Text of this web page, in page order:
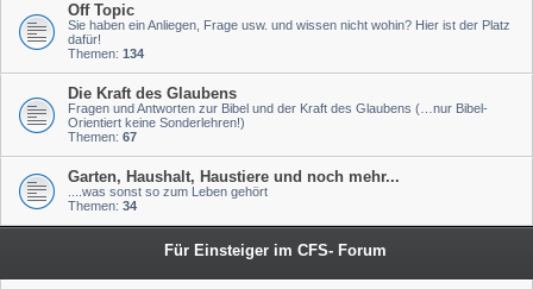
Off Topic
Sie haben ein Anliegen, Frage usw. und wissen nicht wohin? Hier ist der Platz
dafür!
Themen: 134
Die Kraft des Glaubens
Fragen und Antworten zur Bibel und der Kraft des Glaubens (…nur Bibel-
Orientiert keine Sonderlehren!)
Themen: 67
Garten, Haushalt, Haustiere und noch mehr...
....was sonst so zum Leben gehört
Themen: 34
Für Einsteiger im CFS- Forum